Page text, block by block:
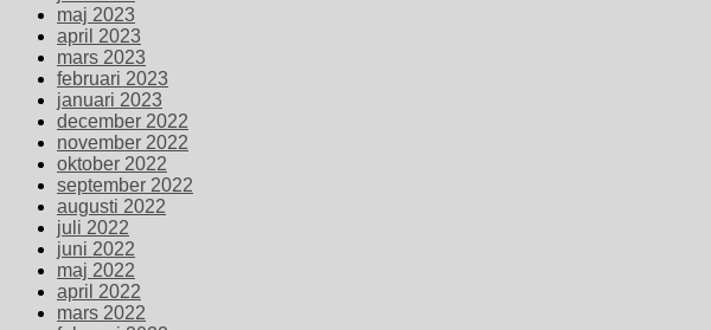
maj 2023
april 2023
mars 2023
februari 2023
januari 2023
december 2022
november 2022
oktober 2022
september 2022
augusti 2022
juli 2022
juni 2022
maj 2022
april 2022
mars 2022